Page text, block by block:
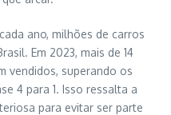
ano, milhões de carros
Em 2023, mais de 14
vendidos, superando os
4 para 1. Isso ressalta a
para evitar ser parte